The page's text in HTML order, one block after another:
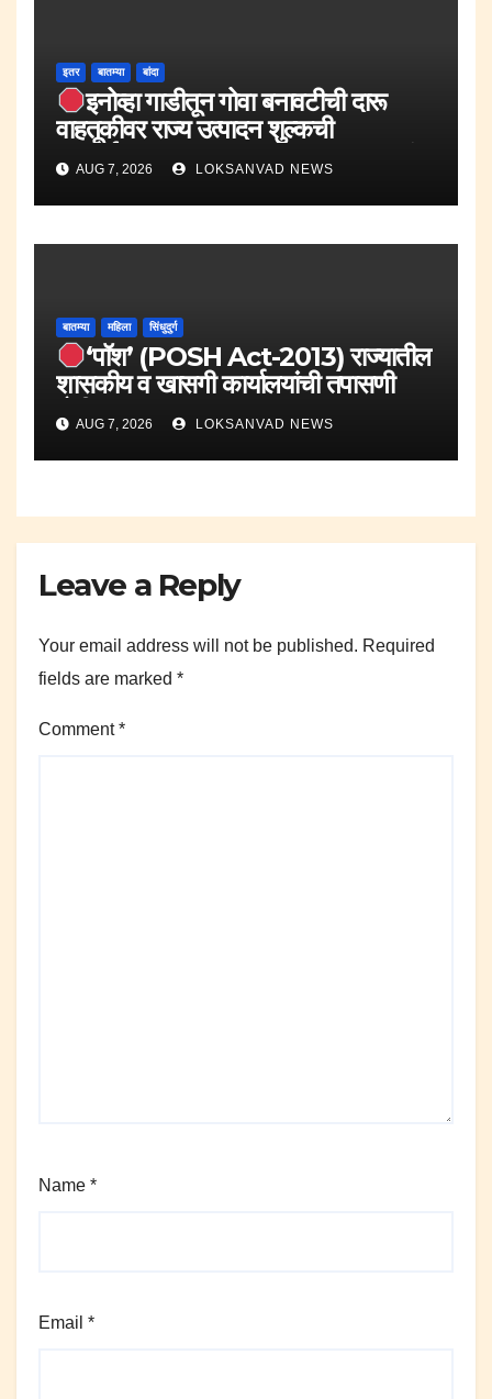
इतर बातम्या बांदा
इनोव्हा गाडीतून गोवा बनावटीची दारू
वाहतूकीवर राज्य उत्पादन शुल्कची
कारवाई.;दारूसह १० लाख २४ हजार रुपयांचा
मुद्देमाल जप्त.
AUG 7, 2026 LOKSANVAD NEWS
बातम्या महिला सिंधुदुर्ग
‘पॉश’ (POSH Act-2013) राज्यातील
शासकीय व खासगी कार्यालयांची तपासणी
मोहीम..
AUG 7, 2026 LOKSANVAD NEWS
Leave a Reply
Your email address will not be published. Required
fields are marked *
Comment*
Name *
Email *